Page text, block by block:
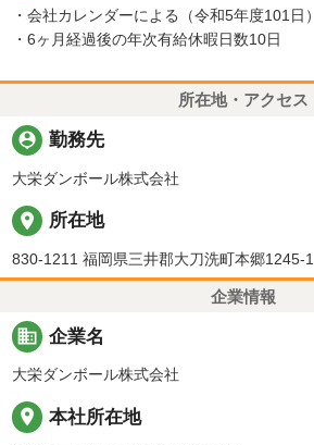
・会社カレンダーによる（令和5年度101日）
・6ヶ月経過後の年次有給休暇日数10日
所在地・アクセス
person_pin 勤務先
大栄ダンボール株式会社
place 所在地
830-1211 福岡県三井郡大刀洗町本郷1245-1
企業情報
business 企業名
大栄ダンボール株式会社
place 本社所在地